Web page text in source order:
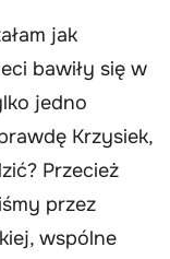
jak
bawiły się w
jedno
Krzysiek,
Przecież
przez
wspólne